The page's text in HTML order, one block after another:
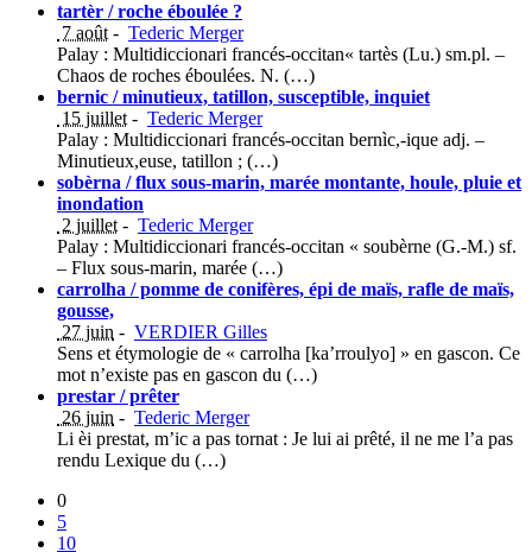
tartèr / roche éboulée ?
7 août - Tederic Merger
Palay : Multidiccionari francés-occitan« tartès (Lu.) sm.pl. –
Chaos de roches éboulées. N. (…)
bernic / minutieux, tatillon, susceptible, inquiet
15 juillet - Tederic Merger
Palay : Multidiccionari francés-occitan bernìc,-ique adj. –
Minutieux,euse, tatillon ; (…)
sobèrna / flux sous-marin, marée montante, houle, pluie et
inondation
2 juillet - Tederic Merger
Palay : Multidiccionari francés-occitan « soubèrne (G.-M.) sf.
– Flux sous-marin, marée (…)
carrolha / pomme de conifères, épi de maïs, rafle de maïs,
gousse,
27 juin - VERDIER Gilles
Sens et étymologie de « carrolha [ka’rroulyo] » en gascon. Ce
mot n’existe pas en gascon du (…)
prestar / prêter
26 juin - Tederic Merger
Li èi prestat, m’ic a pas tornat : Je lui ai prêté, il ne me l’a pas
rendu Lexique du (…)
0
5
10